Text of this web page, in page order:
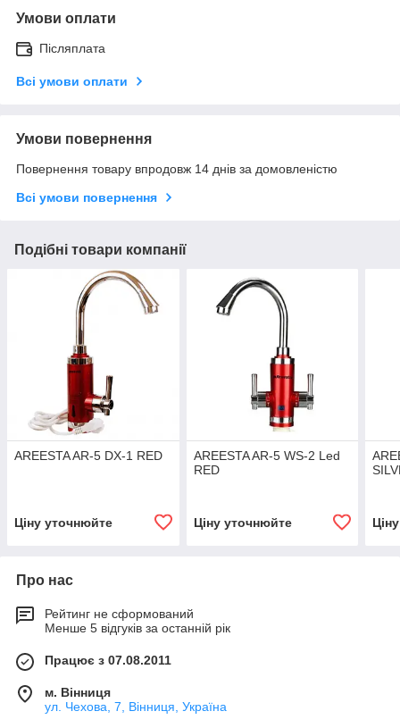
Умови оплати
Післяплата
Всі умови оплати
Умови повернення
Повернення товару впродовж 14 днів за домовленістю
Всі умови повернення
Подібні товари компанії
AREESTA AR-5 DX-1 RED
Ціну уточнюйте
AREESTA AR-5 WS-2 Led
RED
Ціну уточнюйте
Про нас
Рейтинг не сформований
Менше 5 відгуків за останній рік
Працює з 07.08.2011
м. Вінниця
ул. Чехова, 7, Вінниця, Україна